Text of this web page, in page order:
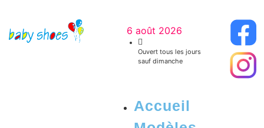
6 août 2026
Ouvert tous les jours
sauf dimanche
Accueil